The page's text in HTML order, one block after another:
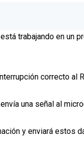
trabajando en un
correcto al
una señal al
y enviará estos